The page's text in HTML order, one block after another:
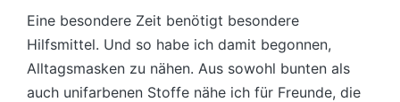
Eine besondere Zeit benötigt besondere
Hilfsmittel. Und so habe ich damit begonnen,
Alltagsmasken zu nähen. Aus sowohl bunten als
auch unifarbenen Stoffe nähe ich für Freunde, die